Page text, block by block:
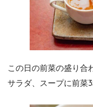
この日の前菜の盛り合
サラダ、スープに前菜